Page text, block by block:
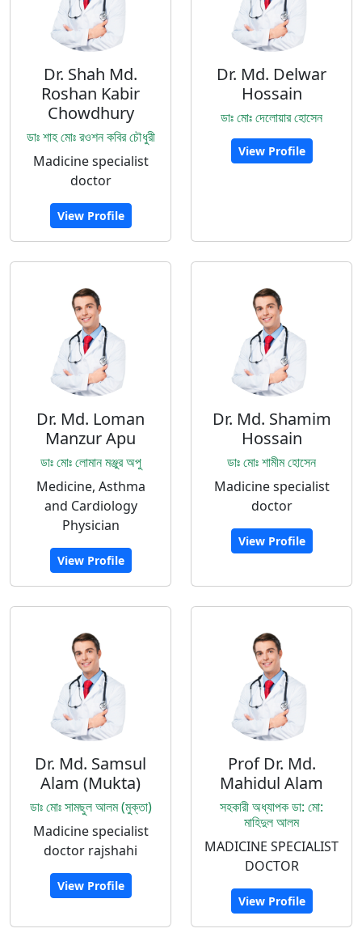
Dr. Shah Md.
Roshan Kabir
Chowdhury
ডাঃ শাহ মোঃ রওশন কবির চৌধুরী
Madicine specialist
doctor
View Profile
Dr. Md. Delwar
Hossain
ডাঃ মোঃ দেলোয়ার হোসেন
View Profile
Dr. Md. Loman
Manzur Apu
ডাঃ মোঃ লোমান মঞ্জুর অপু
Medicine, Asthma
and Cardiology
Physician
View Profile
Dr. Md. Shamim
Hossain
ডাঃ মোঃ শামীম হোসেন
Madicine specialist
doctor
View Profile
Dr. Md. Samsul
Alam (Mukta)
ডাঃ মোঃ সামছুল আলম (মুক্তা)
Madicine specialist
doctor rajshahi
View Profile
Prof Dr. Md.
Mahidul Alam
সহকারী অধ্যাপক ডা: মো:
মাহিদুল আলম
MADICINE SPECIALIST
DOCTOR
View Profile